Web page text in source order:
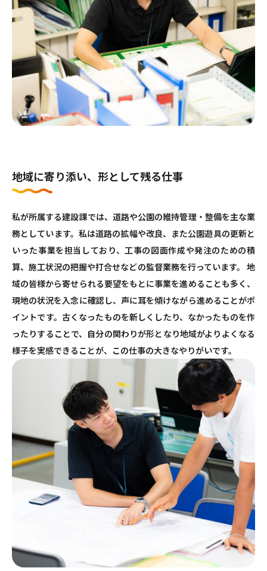
地域に寄り添い、形として残る仕事
私が所属する建設課では、道路や公園の維持管理・整備を主な業
務としています。私は道路の拡幅や改良、また公園遊具の更新と
いった事業を担当しており、工事の図面作成や発注のための積
算、施工状況の把握や打合せなどの監督業務を行っています。 地
域の皆様から寄せられる要望をもとに事業を進めることも多く、
現地の状況を入念に確認し、声に耳を傾けながら進めることがポ
イントです。古くなったものを新しくしたり、なかったものを作
ったりすることで、自分の関わりが形となり地域がよりよくなる
様子を実感できることが、この仕事の大きなやりがいです。